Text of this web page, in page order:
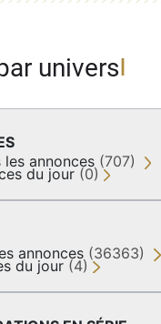
univers
les annonces (707)
du jour (0)
annonces (36363)
du jour (4)